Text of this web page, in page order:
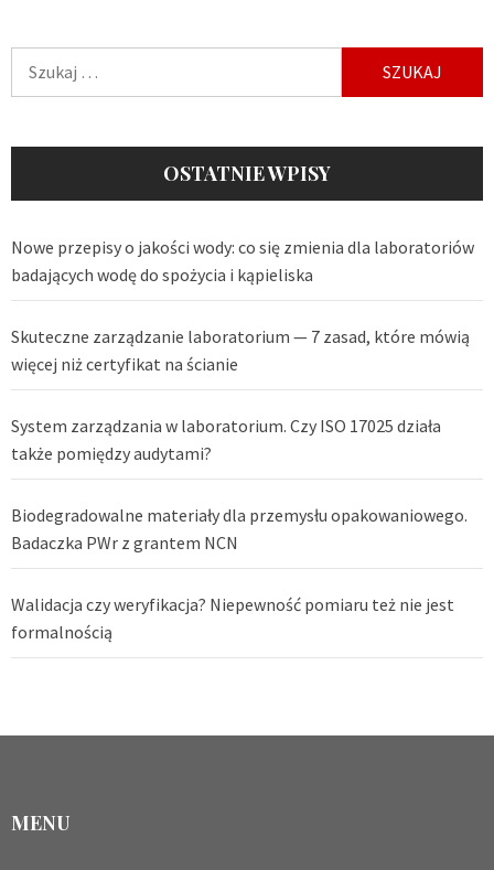
OSTATNIE WPISY
Nowe przepisy o jakości wody: co się zmienia dla laboratoriów
badających wodę do spożycia i kąpieliska
Skuteczne zarządzanie laboratorium — 7 zasad, które mówią
więcej niż certyfikat na ścianie
System zarządzania w laboratorium. Czy ISO 17025 działa
także pomiędzy audytami?
Biodegradowalne materiały dla przemysłu opakowaniowego.
Badaczka PWr z grantem NCN
Walidacja czy weryfikacja? Niepewność pomiaru też nie jest
formalnością
MENU